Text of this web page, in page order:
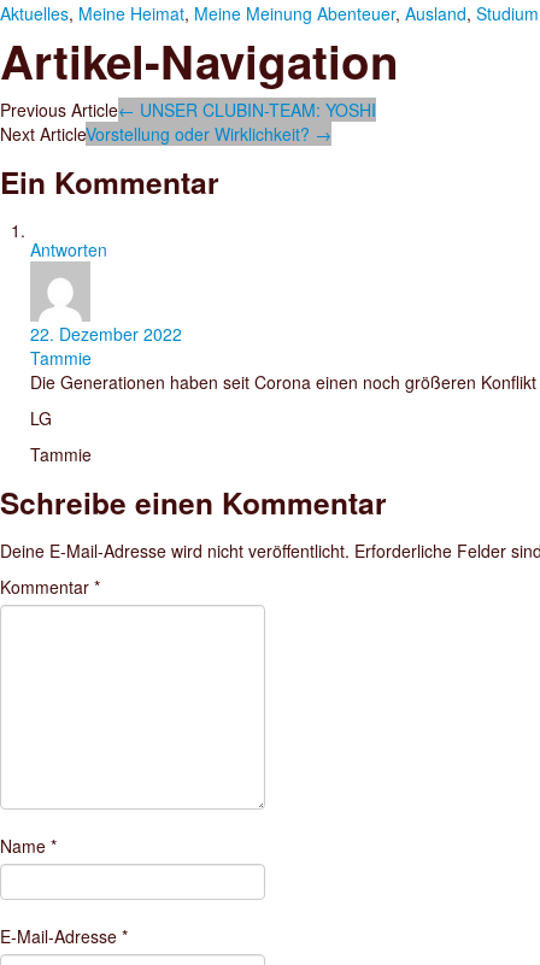
Aktuelles, Meine Heimat, Meine Meinung Abenteuer, Ausland, Studium
Artikel-Navigation
Previous Article← UNSER CLUBIN-TEAM: YOSHI
Next ArticleVorstellung oder Wirklichkeit? →
Ein Kommentar
Antworten
22. Dezember 2022
Tammie
Die Generationen haben seit Corona einen noch größeren
LG
Tammie
Schreibe einen Kommentar
Deine E-Mail-Adresse wird nicht veröffentlicht. Erforderliche Felder
Kommentar *
Name *
E-Mail-Adresse *